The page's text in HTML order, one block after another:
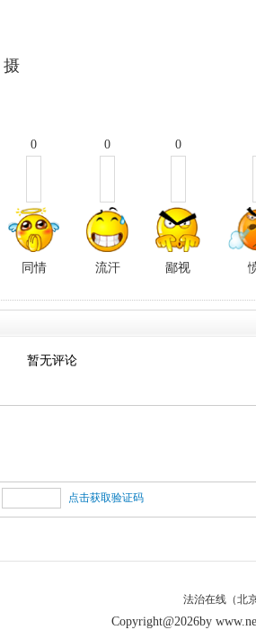
0
同情
0
流汗
0
鄙视
暂无评论
点击获取验证码
法治在线（北
Copyright@2026by